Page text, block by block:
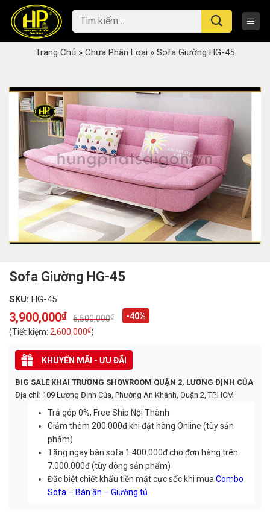
content
Tìm
kiếm:
Trang Chủ » Chưa Phân Loại » Sofa Giường HG-45
Sofa Giường HG-45
SKU: HG-45
6,500,000₫
Original
price
was:
6,500,000₫.
3,900,000₫
Current
price
is:
3,900,000₫.
-40%
(Tiết kiệm: 2,600,000₫)
KHUYẾN MÃI - ƯU ĐÃI
BIG SALE KHAI TRƯƠNG SHOWROOM QUẬN 2, LƯƠNG ĐỊNH CỦA
Địa chỉ: 109 Lương Định Của, Phường An Khánh, Quận 2, TP.HCM
Trả góp 0%, Free Ship Nội Thành
Giảm thêm 200.000đ khi đặt hàng Online (tùy sản
phẩm)
Tặng ngay bàn sofa 1.400.000đ cho đơn hàng trên
7.000.000đ (tùy dòng sản phẩm)
Đặc biệt chiết khấu tiền mặt cực sốc khi muaCombo
Sofa – Bàn ăn – Giường tủ